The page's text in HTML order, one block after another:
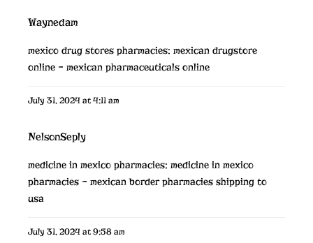
Waynedam
mexico drug stores pharmacies: mexican drugstore
online – mexican pharmaceuticals online
July 31, 2024 at 4:11 am
NelsonSeply
medicine in mexico pharmacies: medicine in mexico
pharmacies – mexican border pharmacies shipping to
usa
July 31, 2024 at 9:58 am